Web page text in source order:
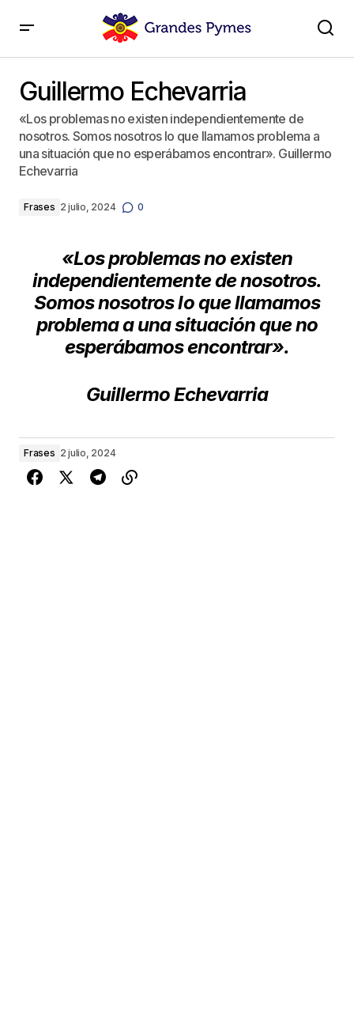
Guillermo Echevarria
«Los problemas no existen independientemente de
nosotros. Somos nosotros lo que llamamos problema a
una situación que no esperábamos encontrar». Guillermo
Echevarria
Frases 2 julio, 2024 0
«Los problemas no existen
independientemente de nosotros.
Somos nosotros lo que llamamos
problema a una situación que no
esperábamos encontrar».
Guillermo Echevarria
Frases 2 julio, 2024